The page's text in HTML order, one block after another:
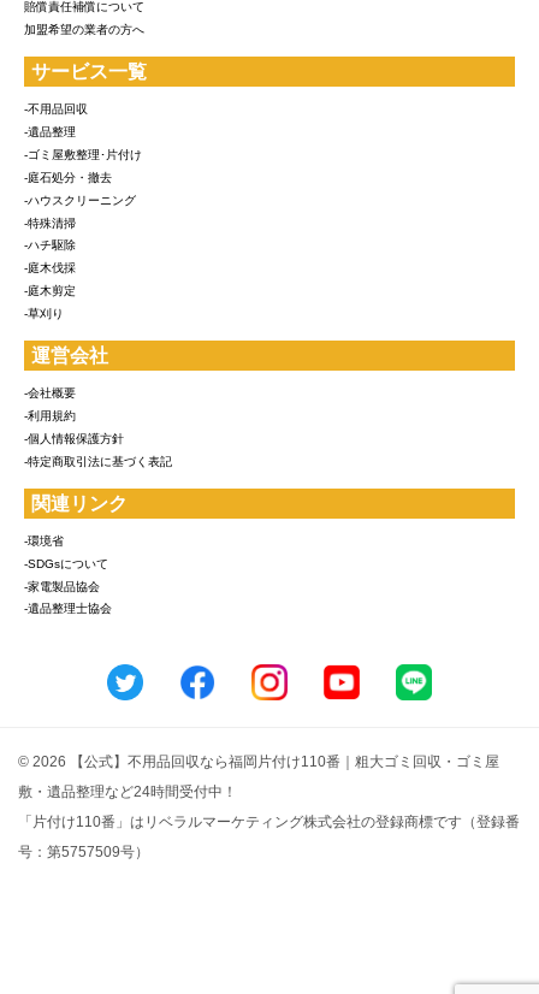
賠償責任補償について
加盟希望の業者の方へ
サービス一覧
-不用品回収
-遺品整理
-ゴミ屋敷整理･片付け
-庭石処分・撤去
-ハウスクリーニング
-特殊清掃
-ハチ駆除
-庭木伐採
-庭木剪定
-草刈り
運営会社
-会社概要
-利用規約
-個人情報保護方針
-特定商取引法に基づく表記
関連リンク
-環境省
-SDGsについて
-家電製品協会
-遺品整理士協会
© 2026 【公式】不用品回収なら福岡片付け110番｜粗大ゴミ回収・ゴミ屋
敷・遺品整理など24時間受付中！
「片付け110番」はリベラルマーケティング株式会社の登録商標です（登録番
号：第5757509号）